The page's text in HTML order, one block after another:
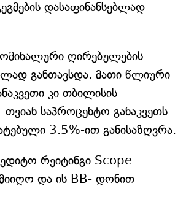
დასაფინანსებლად
ღირებულების
განთავსდა. მათი წლიური
კი თბილისის
საპროცენტო განაკვეთს
3.5%-ით განისაზღვრა.
რეიტინგი Scope
და ის BB- დონით